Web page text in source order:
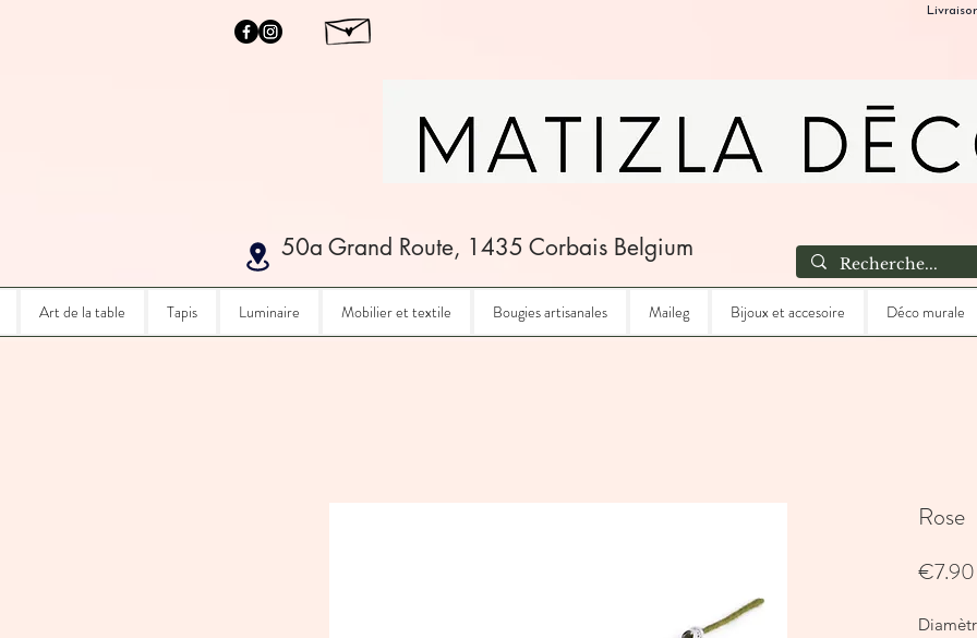
50a Grand Route, 1435 Corbais Belgium
Art de la table Tapis Luminaire Mobilier et textile Bougies artisanales Maileg Bijoux et accesoire Déco murale
Rose
€7.90